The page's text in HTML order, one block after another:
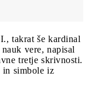
takrat še kardinal
vere, napisal
tretje skrivnosti.
in simbole iz